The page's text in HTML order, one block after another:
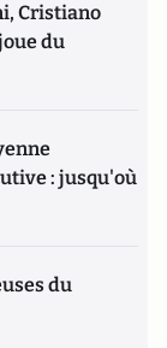
Cristiano
du
: jusqu'où
du